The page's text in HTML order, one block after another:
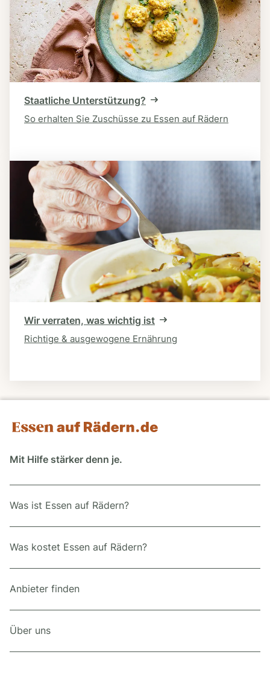
Staatliche Unterstützung?
So erhalten Sie Zuschüsse zu Essen auf Rädern
Wir verraten, was wichtig ist
Richtige & ausgewogene Ernährung
Mit Hilfe stärker denn je.
Was ist Essen auf Rädern?
Was kostet Essen auf Rädern?
Anbieter finden
Über uns